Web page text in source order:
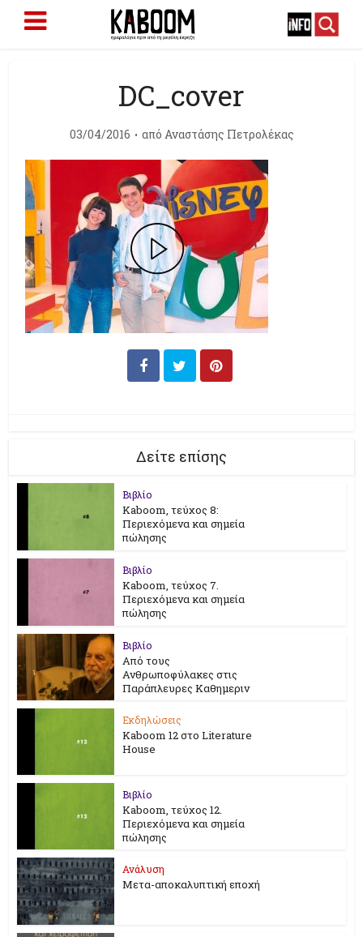
DC_cover
03/04/2016 από Αναστάσης Πετρολέκας
Δείτε επίσης
Βιβλίο
Kaboom, τεύχος 8:
Περιεχόμενα και σημεία
πώλησης
Βιβλίο
Kaboom, τεύχος 7.
Περιεχόμενα και σημεία
πώλησης
Βιβλίο
Από τους
Ανθρωποφύλακες στις
Παράπλευρες Καθημεριν
Εκδηλώσεις
Kaboom 12 στο Literature
House
Βιβλίο
Kaboom, τεύχος 12.
Περιεχόμενα και σημεία
πώλησης
Ανάλυση
Μετα-αποκαλυπτική εποχή